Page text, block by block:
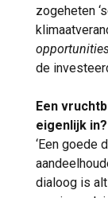
zogeheten
de
Een
eigenlijk in?
‘Een goede
dialoog is